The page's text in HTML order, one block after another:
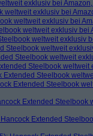
exklusiv bei
weltweit exklusiv bei
weltweit exklusiv bei
weltweit exklusiv bei
weltweit exklusiv
Steelbook weltweit
Steelbook weltweit
Steelbook weltweit
Extended Steelbook
Extended Steelbook
Extended Steelbook
Hancock Extended